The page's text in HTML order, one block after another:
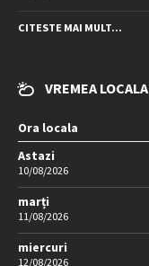
CITESTE MAI MULT...
VREMEA LOCALA
Ora locala
Astazi
10/08/2026
marți
11/08/2026
miercuri
12/08/2026